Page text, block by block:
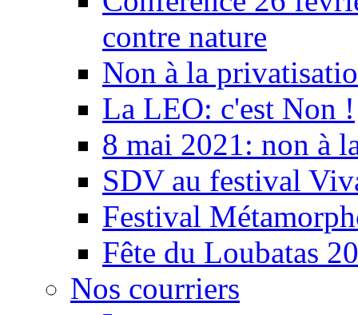
contre nature
Non à la
La LEO: c'est Non !
8 mai 2021: non à
SDV au festival
Festival
Fête du Loubatas
Nos courriers